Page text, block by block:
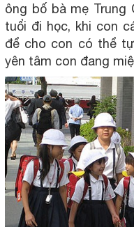
ông bố bà mẹ Trung
tuổi đi học, khi con
để cho con có thể
yên tâm con đang